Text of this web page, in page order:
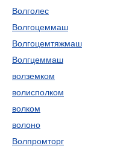
Волголес
Волгоцеммаш
Волгоцемтяжмаш
Волгцеммаш
волземком
волисполком
волком
волоно
Волпромторг